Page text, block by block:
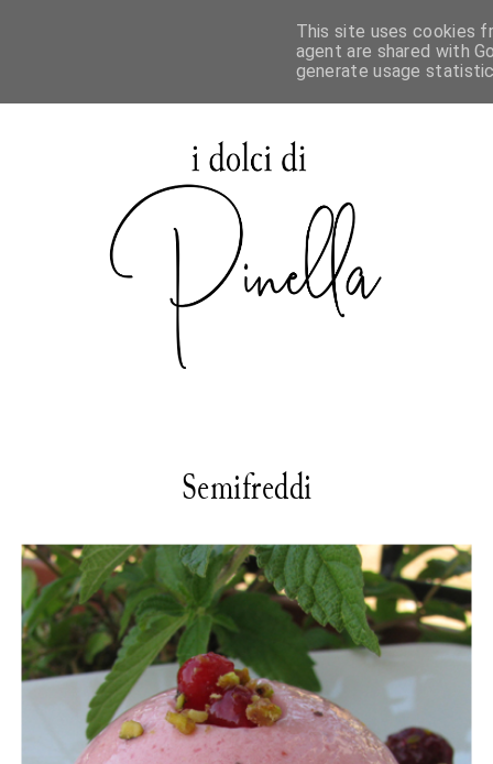
Semifreddi
This site uses cookies
agent are shared with
generate usage